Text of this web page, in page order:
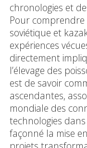
chronologies et
Pour comprendre
soviétique et
expériences
directement
l’élevage des
est de savoir
ascendantes,
mondiale des
technologies
façonné la mise